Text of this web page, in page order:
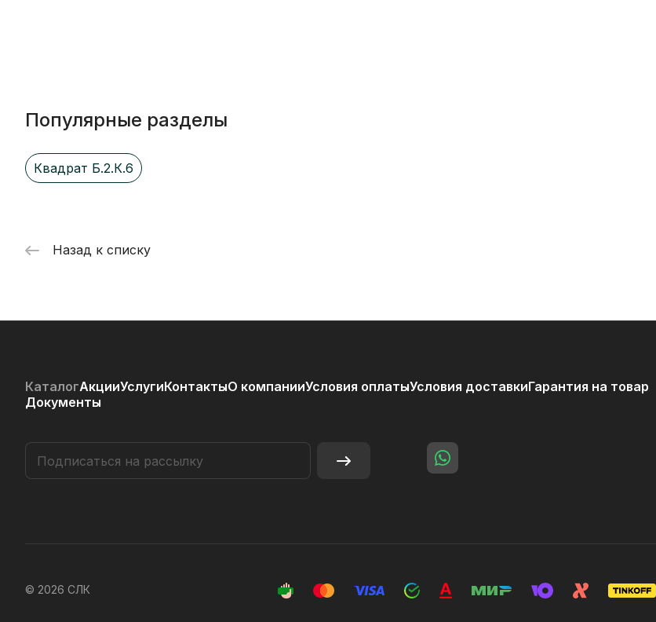
Популярные разделы
Квадрат Б.2.К.6
Назад к списку
КаталогАкцииУслугиКонтактыО компанииУсловия оплатыУсловия доставкиГарантия на товар
Документы
© 2026 СЛК